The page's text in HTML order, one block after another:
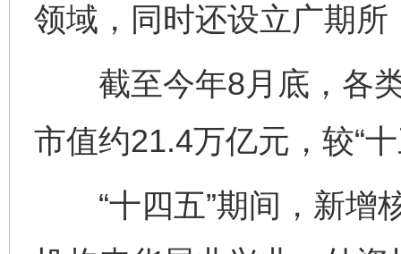
领域，同时还设立广期
截至今年8月底，各类
市值约21.4万亿元，较“
“十四五”期间，新增